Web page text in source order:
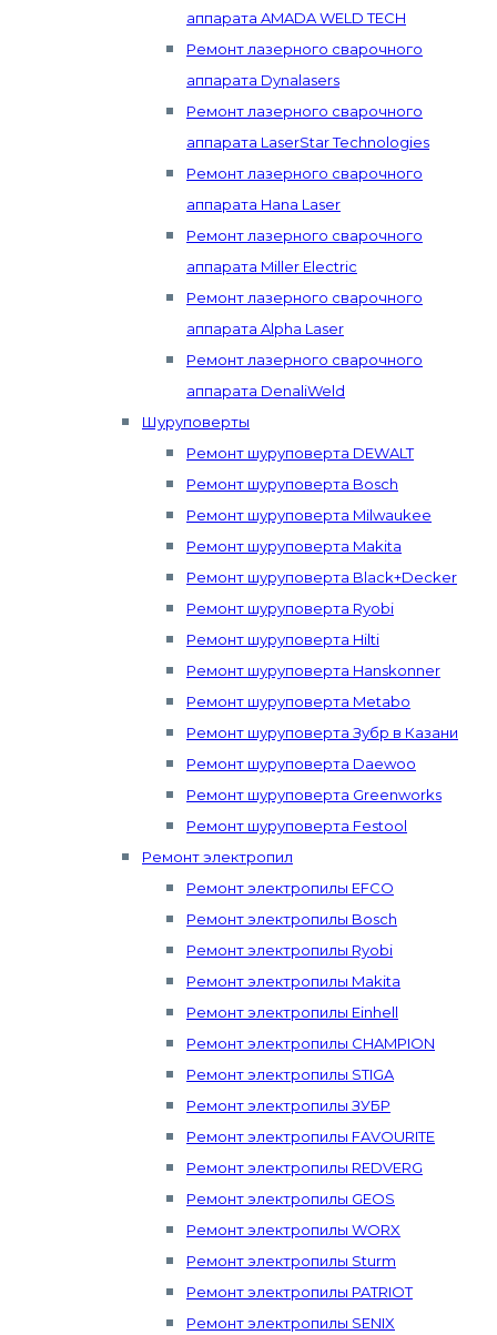
аппарата AMADA WELD TECH
Ремонт лазерного сварочного
аппарата Dynalasers
Ремонт лазерного сварочного
аппарата LaserStar Technologies
Ремонт лазерного сварочного
аппарата Hana Laser
Ремонт лазерного сварочного
аппарата Miller Electric
Ремонт лазерного сварочного
аппарата Alpha Laser
Ремонт лазерного сварочного
аппарата DenaliWeld
Шуруповерты
Ремонт шуруповерта DEWALT
Ремонт шуруповерта Bosch
Ремонт шуруповерта Milwaukee
Ремонт шуруповерта Makita
Ремонт шуруповерта Black+Decker
Ремонт шуруповерта Ryobi
Ремонт шуруповерта Hilti
Ремонт шуруповерта Hanskonner
Ремонт шуруповерта Metabo
Ремонт шуруповерта Зубр в Казани
Ремонт шуруповерта Daewoo
Ремонт шуруповерта Greenworks
Ремонт шуруповерта Festool
Ремонт электропил
Ремонт электропилы EFCO
Ремонт электропилы Bosch
Ремонт электропилы Ryobi
Ремонт электропилы Makita
Ремонт электропилы Einhell
Ремонт электропилы CHAMPION
Ремонт электропилы STIGA
Ремонт электропилы ЗУБР
Ремонт электропилы FAVOURITE
Ремонт электропилы REDVERG
Ремонт электропилы GEOS
Ремонт электропилы WORX
Ремонт электропилы Sturm
Ремонт электропилы PATRIOT
Ремонт электропилы SENIX